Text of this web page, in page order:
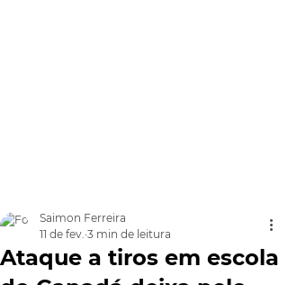
Ataque a tiros em escola
Saimon Ferreira
11 de fev. 3 min de leitura